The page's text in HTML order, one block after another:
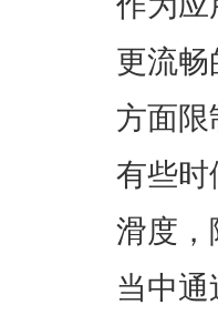
更流
方面
有些时
滑度，
当中通